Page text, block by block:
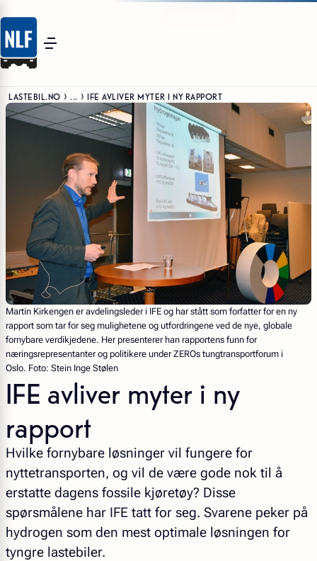
LASTEBIL.NO ... IFE AVLIVER MYTER I NY RAPPORT
Martin Kirkengen er avdelingsleder i IFE og har stått som forfatter for en ny
rapport som tar for seg mulighetene og utfordringene ved de nye, globale
fornybare verdikjedene. Her presenterer han rapportens funn for
næringsrepresentanter og politikere under ZEROs tungtransportforum i
Oslo. Foto: Stein Inge Stølen
IFE avliver myter i ny
rapport
Hvilke fornybare løsninger vil fungere for
nyttetransporten, og vil de være gode nok til å
erstatte dagens fossile kjøretøy? Disse
spørsmålene har IFE tatt for seg. Svarene peker på
hydrogen som den mest optimale løsningen for
tyngre lastebiler.